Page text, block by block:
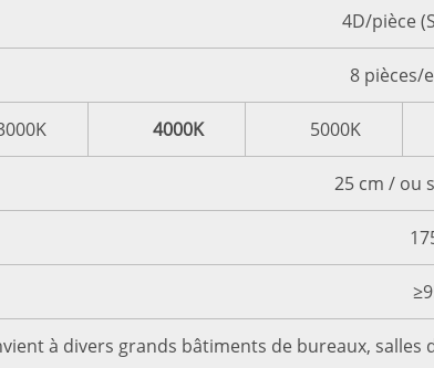
4D/pièce
8 pièces/
4000K 5000K
25 cm / ou
à divers grands bâtiments de bureaux,